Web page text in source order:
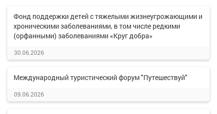
Фонд поддержки детей с тяжелыми жизнеугрожающими и
хроническими заболеваниями, в том числе редкими
(орфанными) заболеваниями «Круг добра»
30.06.2026
Международный туристический форум "Путешествуй"
09.06.2026